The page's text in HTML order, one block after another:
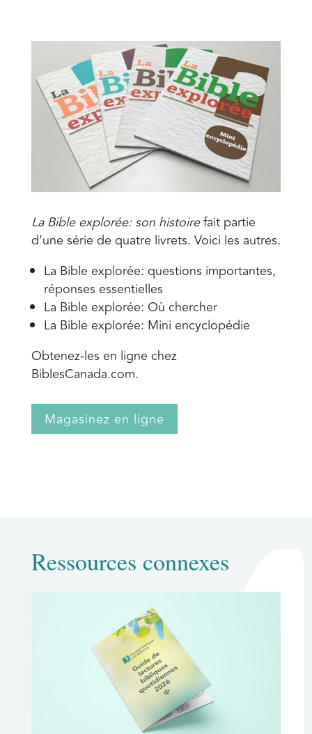
La Bible explorée: son histoirefait partie
d’une série de quatre livrets. Voici les autres.
La Bible explorée: questions importantes,
réponses essentielles
La Bible explorée: Où chercher
La Bible explorée: Mini encyclopédie
Obtenez-les en ligne chez
BiblesCanada.com.
Magasinez en ligne
Ressources connexes